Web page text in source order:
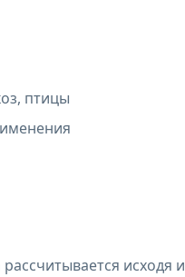
птицы
исходя